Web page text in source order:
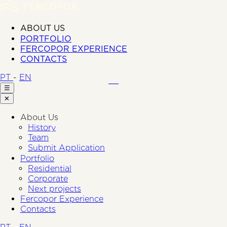
ABOUT US
PORTFOLIO
FERCOPOR EXPERIENCE
CONTACTS
PT - EN
☰
✕
About Us
History
Team
Submit Application
Portfolio
Residential
Corporate
Next projects
Fercopor Experience
Contacts